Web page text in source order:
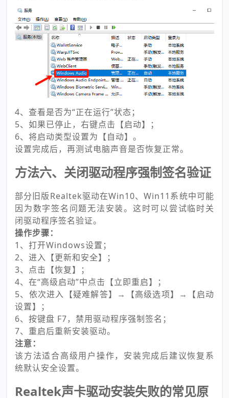
4、查看是否为“正在运行”状态；
5、如果已停止，右键点击【启动】；
6、将启动类型设置为【自动】。
设置完成后，再测试电脑声音是否恢复正常。
方法六、关闭驱动程序强制签名验证
部分旧版Realtek驱动在Win10、Win11系统中可能
因为数字签名问题无法安装。这时可以尝试临时关
闭驱动程序签名验证。
操作步骤：
1、打开Windows设置；
2、进入【更新和安全】；
3、点击【恢复】；
4、在“高级启动”中点击【立即重启】；
5、依次进入【疑难解答】→【高级选项】→【启动
设置】；
6、按键盘 F7，禁用驱动程序强制签名；
7、重启后重新安装驱动。
注意：
该方法适合高级用户操作，安装完成后建议恢复系
统默认安全设置。
Realtek声卡驱动安装失败的常见原